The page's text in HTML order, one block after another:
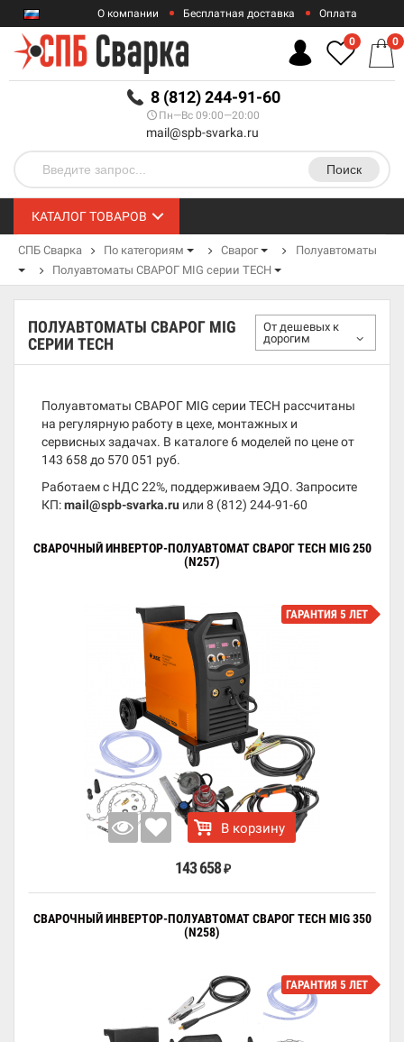
RUB
О компании Бесплатная доставка Оплата
Гарантии
8 (812) 244-91-60
Пн—Вс 09:00—20:00
mail@spb-svarka.ru
Поиск
0 0
КАТАЛОГ ТОВАРОВ
СПБ Сварка По категориям Сварог
Полуавтоматы
Полуавтоматы СВАРОГ MIG серии TECH
ПОЛУАВТОМАТЫ СВАРОГ MIG
СЕРИИ TECH
От дешевых к
дорогим
Полуавтоматы СВАРОГ MIG серии TECH рассчитаны
на регулярную работу в цехе, монтажных и
сервисных задачах. В каталоге 6 моделей по цене от
143 658 до 570 051 руб.
Работаем с НДС 22%, поддерживаем ЭДО. Запросите
КП:mail@spb-svarka.ru или 8 (812) 244-91-60
СВАРОЧНЫЙ ИНВЕРТОР-ПОЛУАВТОМАТ СВАРОГ TECH MIG 250
(N257)
ГАРАНТИЯ 5 ЛЕТ
В корзину
143 658 ₽
СВАРОЧНЫЙ ИНВЕРТОР-ПОЛУАВТОМАТ СВАРОГ TECH MIG 350
(N258)
ГАРАНТИЯ 5 ЛЕТ